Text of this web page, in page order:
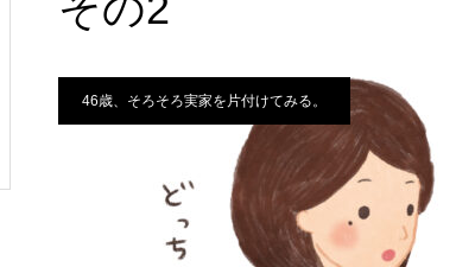
46歳、そろそろ実家を片付けてみる。